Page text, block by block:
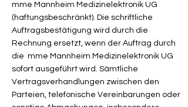
mme Mannheim Medizinelektronik UG
(haftungsbeschränkt). Die schriftliche
Auftragsbestätigung wird durch die
Rechnung ersetzt, wenn der Auftrag durch
die mme Mannheim Medizinelektronik UG
sofort ausgeführt wird. Sämtliche
Vertragsverhandlungen zwischen den
Parteien, telefonische Vereinbarungen oder